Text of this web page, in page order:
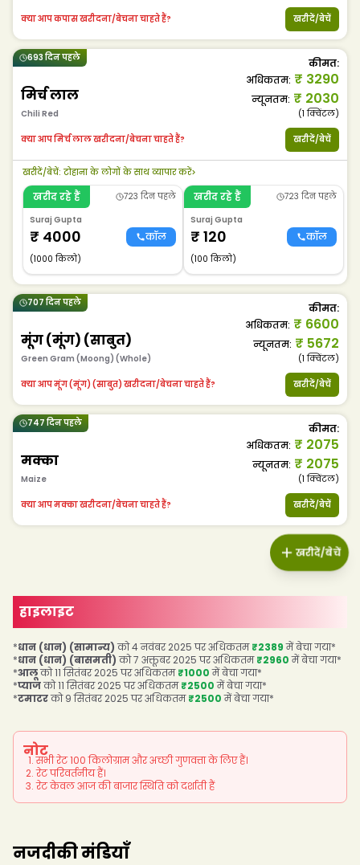
क्या आप कपास खरीदना/बेचना चाहते हैं? खरीदें/बेचें
693 दिन पहले
मिर्च लाल
Chili Red
कीमत:
अधिकतम: ₹ 3290
न्यूनतम: ₹ 2030
(1क्विंटल)
क्या आप मिर्च लाल खरीदना/बेचना चाहते हैं? खरीदें/बेचें
खरीदें/बेचें: टोहाना के लोगों के साथ व्यापार करें>
खरीद रहे हैं
723 दिन पहले
Suraj Gupta
₹ 4000 कॉल
(1000 किलो)
खरीद रहे हैं
723 दिन पहले
Suraj Gupta
₹ 120 कॉल
(100 किलो)
707 दिन पहले
मूंग (मूंग) (साबुत)
Green Gram (Moong) (Whole)
कीमत:
अधिकतम: ₹ 6600
न्यूनतम: ₹ 5672
(1क्विंटल)
क्या आप मूंग (मूंग) (साबुत) खरीदना/बेचना चाहते हैं? खरीदें/बेचें
747 दिन पहले
मक्का
Maize
कीमत:
अधिकतम: ₹ 2075
न्यूनतम: ₹ 2075
(1क्विंटल)
क्या आप मक्का खरीदना/बेचना चाहते हैं? खरीदें/बेचें
खरीदें/बेचें
हाइलाइट
*धान (धान) (सामान्य) को 4 नवंबर 2025 पर अधिकतम₹2389में बेचा गया*
*धान (धान) (बासमती) को 7 अक्तूबर 2025 पर अधिकतम₹2960में बेचा गया*
*आलूको 11 सितंबर 2025 पर अधिकतम₹1000में बेचा गया*
*प्याजको 11 सितंबर 2025 पर अधिकतम₹2500में बेचा गया*
*टमाटरको 9 सितंबर 2025 पर अधिकतम₹2500में बेचा गया*
नोट
सभी रेट 100 किलोग्राम और अच्छी गुणवत्ता के लिए हैं।
रेट परिवर्तनीय हैं।
रेट केवल आज की बाजार स्थिति को दर्शाती हैं
नजदीकी मंडियाँ